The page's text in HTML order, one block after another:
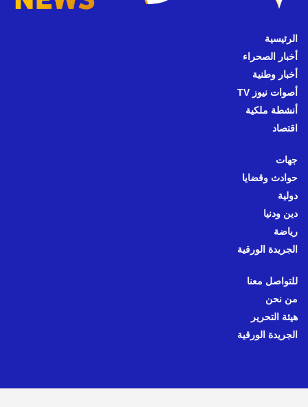
الرئيسية
أخبار الصحراء
أخبار وطنية
أصوات نيوز TV
أنشطة ملكية
اقتصاد
جهات
حوادث وقضايا
دولية
دين ودنيا
رياضة
الجريدة الورقية
للتواصل معنا
من نحن
هيئة التحرير
الجريدة الورقية